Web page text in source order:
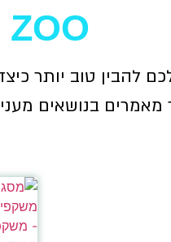
ZOO
להבין טוב יותר
בנושאים